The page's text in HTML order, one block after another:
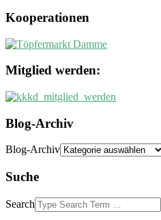
Kooperationen
Mitglied werden:
Blog-Archiv
Blog-Archiv
Suche
Search